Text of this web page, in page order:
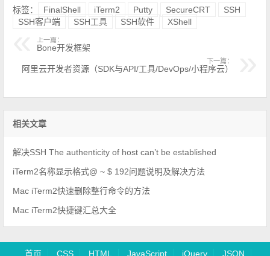
标签： FinalShell iTerm2 Putty SecureCRT
SSH
SSH客户端
SSH工具 SSH软件 XShell
上一篇：
Bone开发框架
下一篇：
阿里云开发者资源（SDK与API/工具/DevOps/小程序云）
相关文章
解决SSH The authenticity of host can’t be established
iTerm2名称显示格式@ ~ $ 192问题说明及解决方法
Mac iTerm2快速删除整行命令的方法
Mac iTerm2快捷键汇总大全
首页 CSS HTML JavaScript jQuery JSON